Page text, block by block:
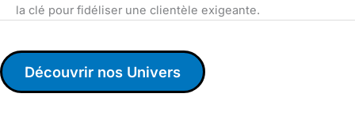
la clé pour fidéliser une clientèle exigeante.
Découvrir nos Univers